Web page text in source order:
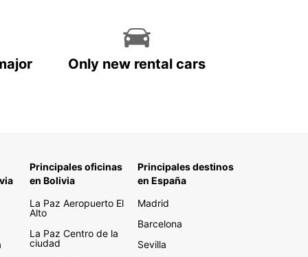
Only new rental cars
Principales oficinas
en Bolivia
La Paz Aeropuerto El
Alto
La Paz Centro de la
ciudad
Principales destinos
en España
Madrid
Barcelona
Sevilla